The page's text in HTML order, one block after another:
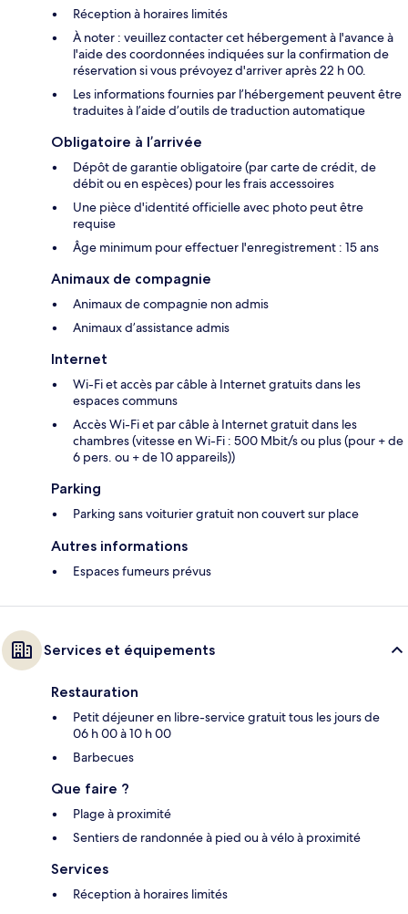
Réception à horaires limités
À noter : veuillez contacter cet hébergement à l'avance à
l'aide des coordonnées indiquées sur la confirmation de
réservation si vous prévoyez d'arriver après 22 h 00.
Les informations fournies par l’hébergement peuvent être
traduites à l’aide d’outils de traduction automatique
Obligatoire à l’arrivée
Dépôt de garantie obligatoire (par carte de crédit, de
débit ou en espèces) pour les frais accessoires
Une pièce d'identité officielle avec photo peut être
requise
Âge minimum pour effectuer l'enregistrement : 15 ans
Animaux de compagnie
Animaux de compagnie non admis
Animaux d’assistance admis
Internet
Wi-Fi et accès par câble à Internet gratuits dans les
espaces communs
Accès Wi-Fi et par câble à Internet gratuit dans les
chambres (vitesse en Wi-Fi : 500 Mbit/s ou plus (pour + de
6 pers. ou + de 10 appareils))
Parking
Parking sans voiturier gratuit non couvert sur place
Autres informations
Espaces fumeurs prévus
Services et équipements
Restauration
Petit déjeuner en libre-service gratuit tous les jours de
06 h 00 à 10 h 00
Barbecues
Que faire ?
Plage à proximité
Sentiers de randonnée à pied ou à vélo à proximité
Services
Réception à horaires limités